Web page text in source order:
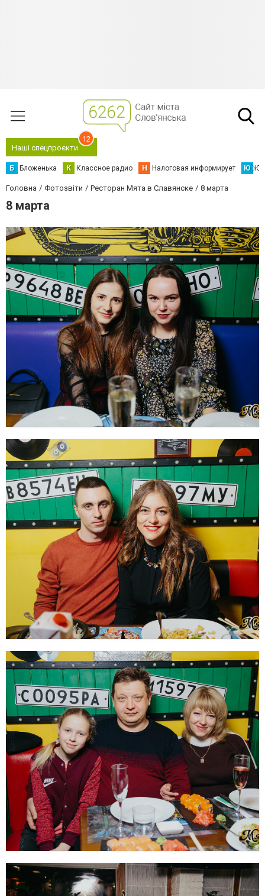
Наші спецпроєкти
12
Б Бложенька К Классное радио Н Налоговая информирует Ю
Головна Фотозвіти Ресторан Мята в Славянске 8 марта
8 марта